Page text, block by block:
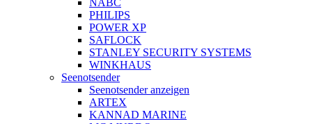
PHILIPS
POWER XP
SAFLOCK
STANLEY SECURITY SYSTEMS
WINKHAUS
Seenotsender
Seenotsender anzeigen
ARTEX
KANNAD MARINE